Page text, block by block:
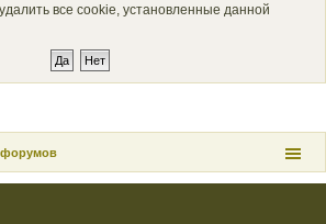
все cookie, установленные данной